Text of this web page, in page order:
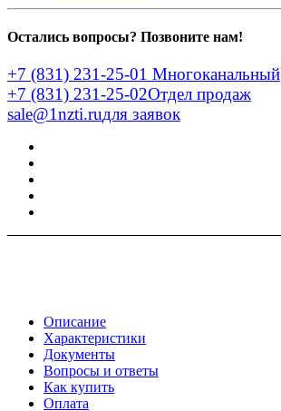
Остались вопросы? Позвоните нам!
+7 (831) 231-25-01 Многоканальный
+7 (831) 231-25-02Отдел продаж
sale@1nzti.ruдля заявок
Описание
Характеристики
Документы
Вопросы и ответы
Как купить
Оплата